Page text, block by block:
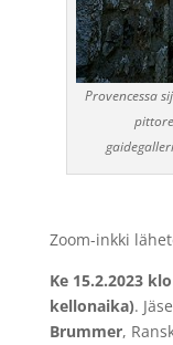
Provencessa
Zoom-inkki
Ke 15.2.2023
kellonaika).
Brummer,